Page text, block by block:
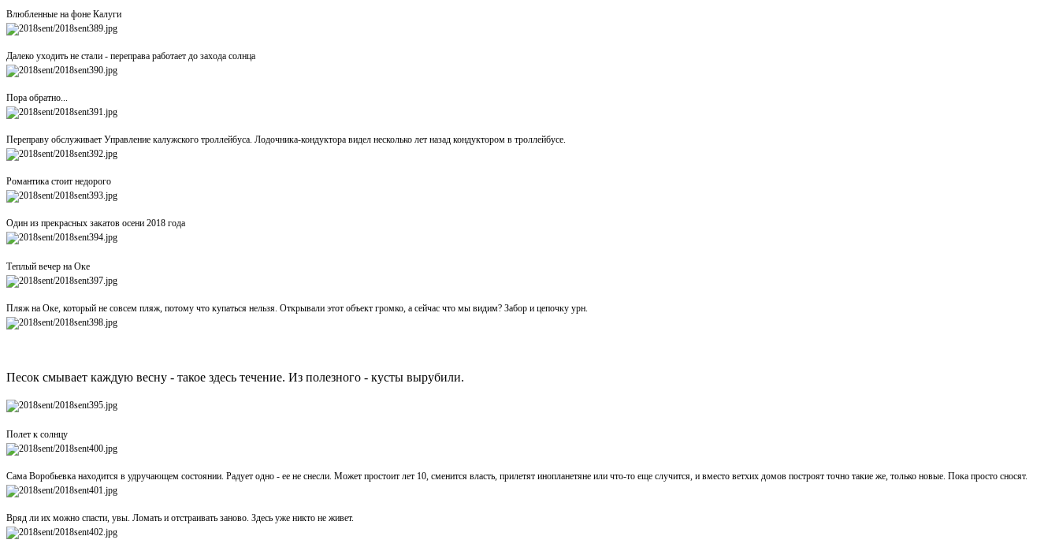
Влюбленные на фоне Калуги
Далеко уходить не стали - переправа работает до захода солнца
Пора обратно...
Переправу обслуживает Управление калужского троллейбуса. Лодочника-кондуктора видел несколько лет назад кондуктором в троллейбусе.
Романтика стоит недорого
Один из прекрасных закатов осени 2018 года
Теплый вечер на Оке
Пляж на Оке, который не совсем пляж, потому что купаться нельзя. Открывали этот объект громко, а сейчас что мы видим? Забор и цепочку урн.
Песок смывает каждую весну - такое здесь течение. Из полезного - кусты вырубили.
Полет к солнцу
Сама Воробьевка находится в удручающем состоянии. Радует одно - ее не снесли. Может простоит лет 10, сменится власть, прилетят инопланетяне или что-то еще случится, и вместо ветхих домов построят точно такие же, только новые. Пока просто сносят.
Вряд ли их можно спасти, увы. Ломать и отстраивать заново. Здесь уже никто не живет.